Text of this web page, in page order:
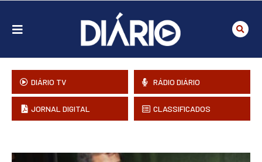
DIÁRIO TV RÁDIO DIÁRIO
JORNAL DIGITAL CLASSIFICADOS